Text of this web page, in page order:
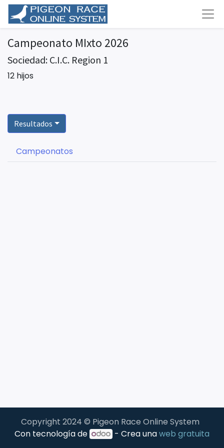
Campeonato MIxto 2026
Sociedad: C.I.C. Region 1
12 hijos
Resultados
Campeonatos
Copyright 2024 © Pigeon Race Online System
Con tecnología de
- Crea unaweb gratuita